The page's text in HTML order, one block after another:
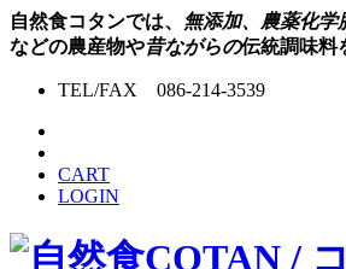
自然食コタンでは、 無添加、農薬化学
などの農産物や昔ながらの伝統調味料
TEL/FAX 086-214-3539
CART
LOGIN